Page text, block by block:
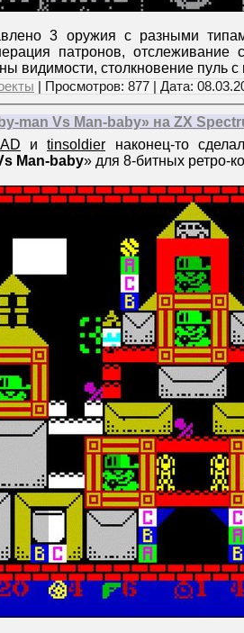
3 оружия с разными
патронов, отслеживание
видимости, столкновение пуль
| Просмотров: 877 | Дата:
man Vs Man-baby» на ZX
и tinsoldier наконец-то
Man-baby» для 8-битных ретро-